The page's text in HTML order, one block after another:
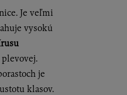
Je veľmi
vysokú
je
klasov.